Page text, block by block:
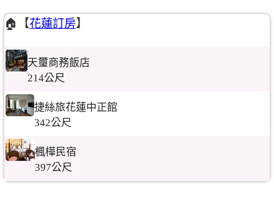
🏠【花蓮訂房】
天璽商務飯店
214公尺
捷絲旅花蓮中正館
342公尺
楓樺民宿
397公尺